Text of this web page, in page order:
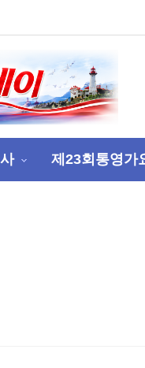
제23회통영가